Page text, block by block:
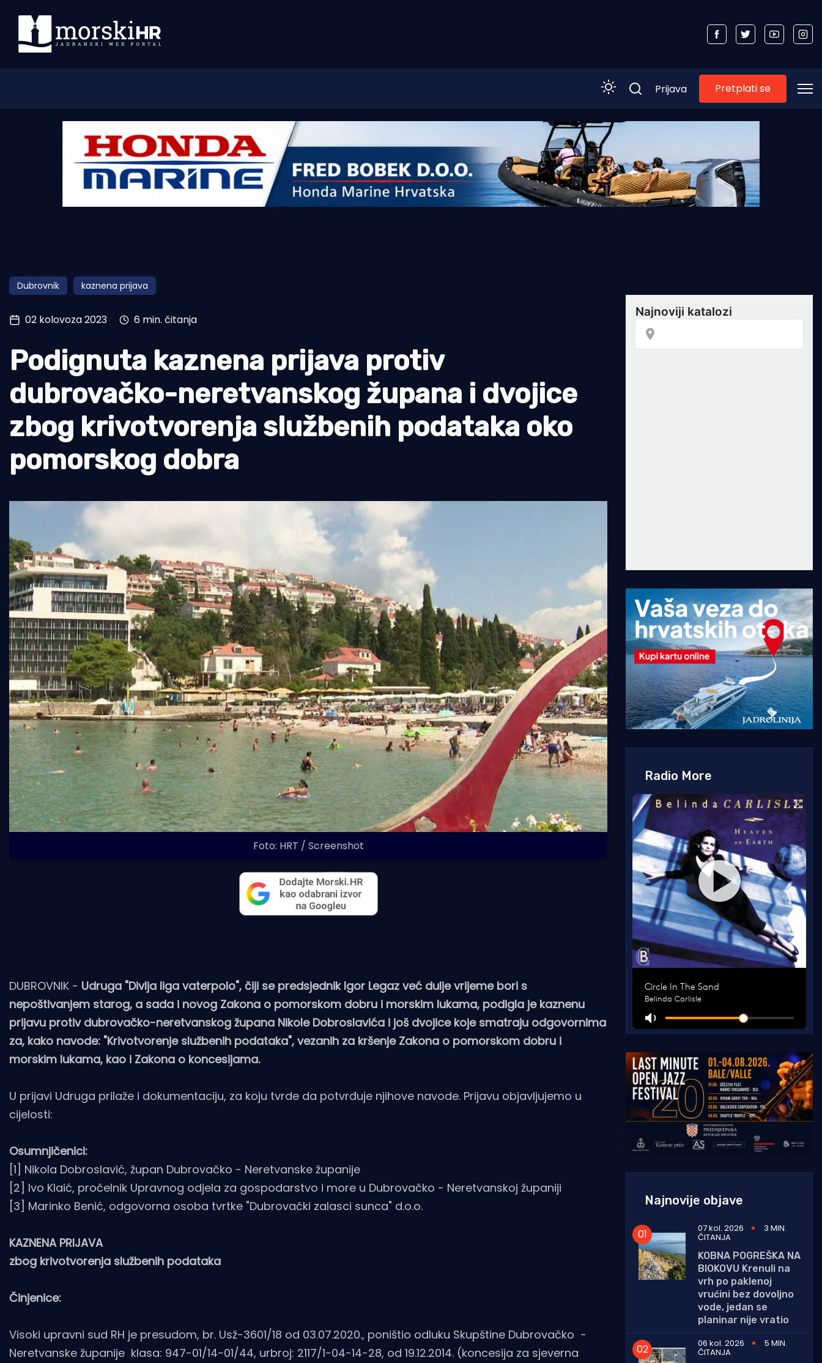
Morski plus
Pomorstvo
Ribolov
Tradicija i kultura
Prijava Pretplati se
Dubrovnik kaznena prijava
02 kolovoza 2023 6 min. čitanja
Podignuta kaznena prijava protiv
dubrovačko-neretvanskog župana i dvojice
zbog krivotvorenja službenih podataka oko
pomorskog dobra
Foto: HRT / Screenshot
DUBROVNIK - Udruga "Divlja liga vaterpolo", čiji se predsjednik Igor Legaz već dulje vrijeme bori s
nepoštivanjem starog, a sada i novog Zakona o pomorskom dobru i morskim lukama, podigla je kaznenu
prijavu protiv dubrovačko-neretvanskog župana Nikole Dobroslavića i još dvojice koje smatraju odgovornima
za, kako navode: "Krivotvorenje službenih podataka", vezanih za kršenje Zakona o pomorskom dobru i
morskim lukama, kao i Zakona o koncesijama.
U prijavi Udruga prilaže i dokumentaciju, za koju tvrde da potvrđuje njihove navode. Prijavu objavljujemo u
cijelosti:
Osumnjičenici:
[1] Nikola Dobroslavić, župan Dubrovačko - Neretvanske županije
[2] Ivo Klaić, pročelnik Upravnog odjela za gospodarstvo i more u Dubrovačko - Neretvanskoj županiji
[3] Marinko Benić, odgovorna osoba tvrtke "Dubrovački zalasci sunca" d.o.o.
KAZNENA PRIJAVA
zbog krivotvorenja službenih podataka
Činjenice:
Visoki upravni sud RH je presudom, br. Usž-3601/18 od 03.07.2020., poništio odluku Skupštine Dubrovačko -
Neretvanske županije klasa: 947-01/14-01/44, urbroj: 2117/1-04-14-28, od 19.12.2014. (koncesija za sjeverna
Radio More
Najnovije objave
07 kol. 2026 3 MIN.
ČITANJA
KOBNA POGREŠKA NA
BIOKOVU Krenuli na
vrh po paklenoj
vrućini bez dovoljno
vode, jedan se
planinar nije vratio
06 kol. 2026
5 MIN.
ČITANJA